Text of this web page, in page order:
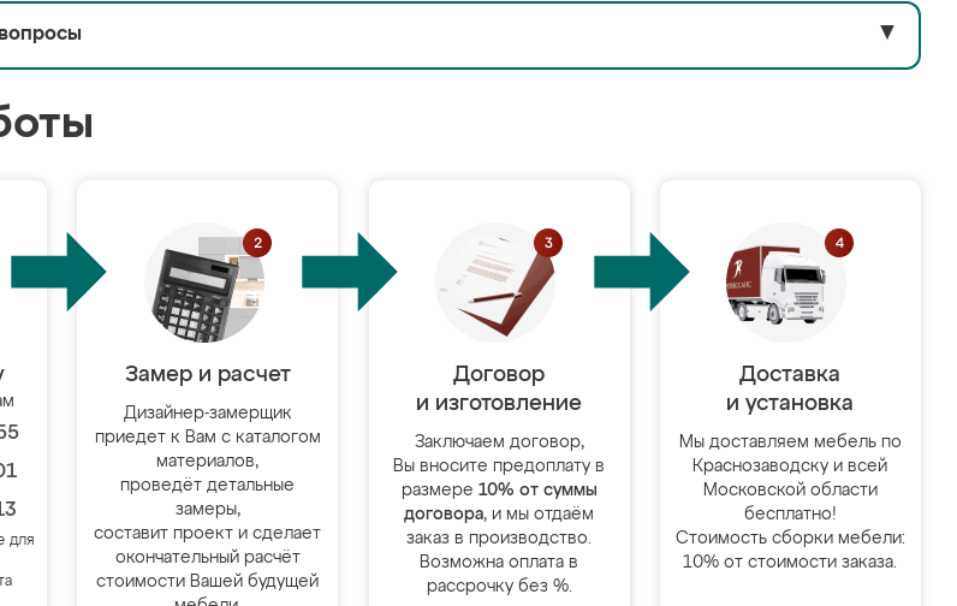
▼
для
Замер и расчет
Дизайнер-замерщик
приедет к Вам с каталогом
материалов,
проведёт детальные
замеры,
составит проект и сделает
окончательный расчёт
стоимости Вашей будущей
Договор
и изготовление
Заключаем договор,
Вы вносите предоплату в
размере 10% от суммы
договора, и мы отдаём
заказ в производство.
Возможна оплата в
рассрочку без %.
Доставка
и установка
Мы доставляем мебель по
Краснозаводску и всей
Московской области
бесплатно!
Стоимость сборки мебели:
10% от стоимости заказа.